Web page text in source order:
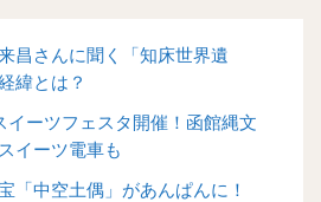
昌さんに聞く「知床世界遺
緯とは？
イーツフェスタ開催！函館縄文
イーツ電車も
「中空土偶」があんぱんに！